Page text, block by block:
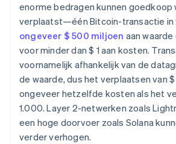
enorme bedragen kunnen goedkoop
verplaatst—één Bitcoin-transactie in
ongeveer $ 500 miljoen aan
voor minder dan $ 1 aan kosten.
voornamelijk afhankelijk van de
de waarde, dus het verplaatsen van $
ongeveer hetzelfde kosten als het
1.000. Layer 2-netwerken zoals
een hoge doorvoer zoals Solana
verder verhogen.